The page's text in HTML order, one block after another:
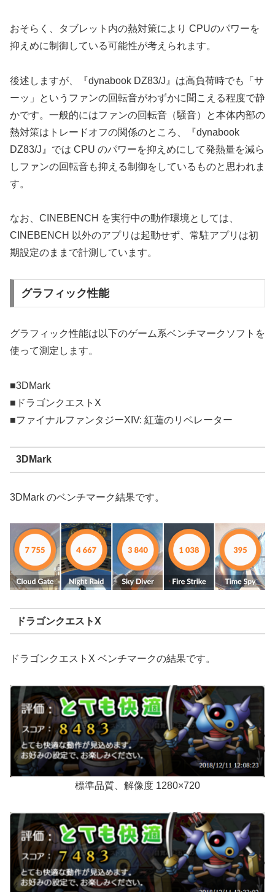
おそらく、タブレット内の熱対策により CPUのパワーを
抑えめに制御している可能性が考えられます。
後述しますが、『dynabook DZ83/J』は高負荷時でも「サ
ーッ」というファンの回転音がわずかに聞こえる程度で静
かです。一般的にはファンの回転音（騒音）と本体内部の
熱対策はトレードオフの関係のところ、『dynabook
DZ83/J』では CPU のパワーを抑えめにして発熱量を減ら
しファンの回転音も抑える制御をしているものと思われま
す。
なお、CINEBENCH を実行中の動作環境としては、
CINEBENCH 以外のアプリは起動せず、常駐アプリは初
期設定のままで計測しています。
グラフィック性能
グラフィック性能は以下のゲーム系ベンチマークソフトを
使って測定します。
■3DMark
■ドラゴンクエストX
■ファイナルファンタジーXIV: 紅蓮のリベレーター
3DMark
3DMark のベンチマーク結果です。
ドラゴンクエストX
ドラゴンクエストX ベンチマークの結果です。
標準品質、解像度 1280×720